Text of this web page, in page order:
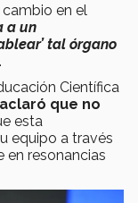
en el
a un
tal órgano
Científica
aclaró que no
esta
equipo a través
en resonancias